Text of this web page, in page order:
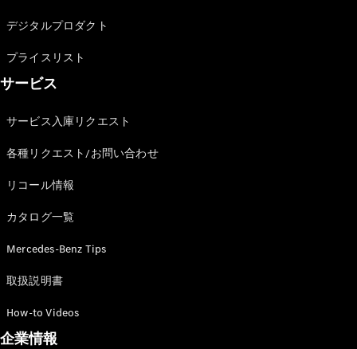
試乗リクエ
スト
オンライン
ム
All SUV
EQA
EQE
SUV
EQS
SUV
デジタルプロダクト
プライスリスト
サービス
サービス入庫リクエスト
各種リクエスト/お問い合わせ
リコール情報
カタログ一覧
Mercedes-Benz Tips
取扱説明書
How-to Videos
企業情報